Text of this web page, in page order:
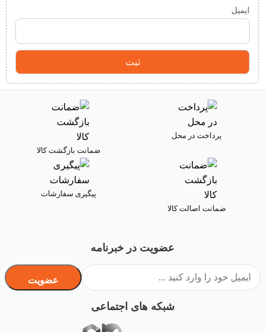
ایمیل
پرداخت در محل
ضمانت بازگشت کالا
ضمانت اصالت کالا
پیگیری سفارشات
عضویت در خبرنامه
عضویت
شبکه های اجتماعی